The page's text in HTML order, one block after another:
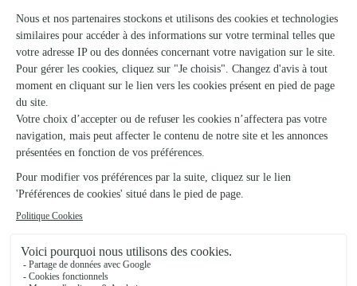
Hyds
★ ★ ★ ★ ★
Ponctualité et qualité
Ponctualité et qualité
25/02/2026
Respect du délai de livraison pour une cérémonie, un choix
floral abordable pour tous les budgets. La réactivité a été un
point fort et un très bon suivi de la commande.